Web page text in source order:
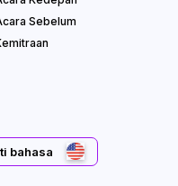
Sebelum
bahasa